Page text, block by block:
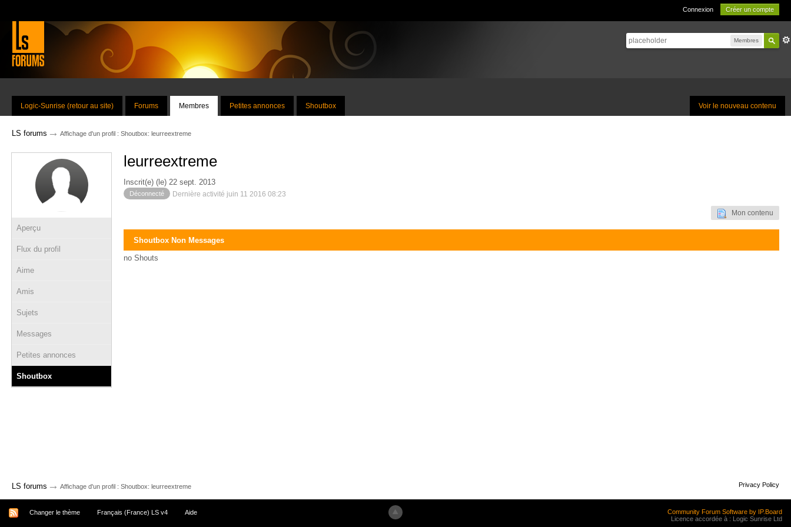
Connexion Créer un compte
Membres
Voir le nouveau contenu
Logic-Sunrise (retour au site) Forums Membres Petites annonces Shoutbox
LS forums → Affichage d'un profil : Shoutbox: leurreextreme
Aperçu
Flux du profil
Aime
Amis
Sujets
Messages
Petites annonces
Shoutbox
leurreextreme
Inscrit(e) (le) 22 sept. 2013
Déconnecté Dernière activité juin 11 2016 08:23
Mon contenu
Shoutbox Non Messages
no Shouts
LS forums → Affichage d'un profil : Shoutbox: leurreextreme Privacy Policy
Changer le thème Français (France) LS v4 Aide
Community Forum Software by IP.Board
Licence accordée à : Logic Sunrise Ltd